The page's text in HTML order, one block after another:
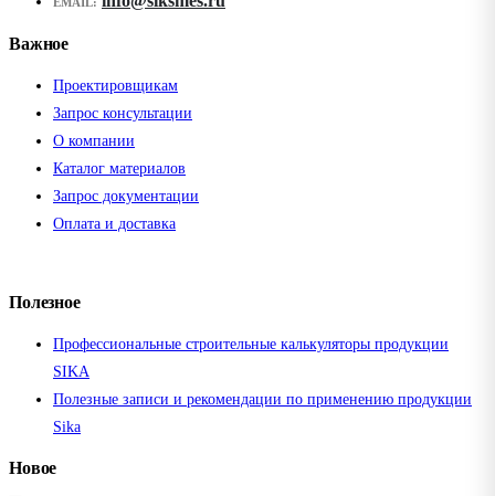
Важное
Проектировщикам
Запрос консультации
О компании
Каталог материалов
Запрос документации
Оплата и доставка
Полезное
Профессиональные строительные калькуляторы продукции
SIKA
Полезные записи и рекомендации по применению продукции
Sika
Новое